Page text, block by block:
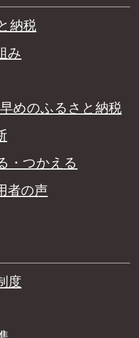
納税
み
めのふるさと納税
・つかえる
者の声
度